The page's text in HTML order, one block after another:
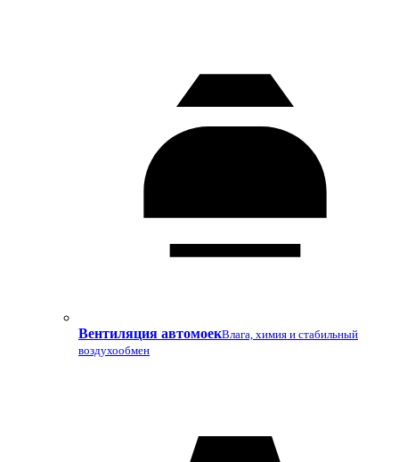
Вентиляция автомоекВлага, химия и стабильный
воздухообмен